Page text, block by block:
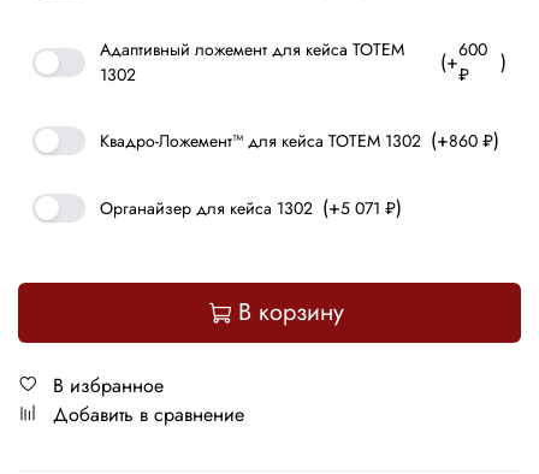
Адаптивный ложемент для кейса ТОТЕМ
1302
(+600
₽
)
Квадро-Ложемент™ для кейса ТОТЕМ 1302 (+860 ₽)
Органайзер для кейса 1302 (+5 071 ₽)
В корзину
В избранное
Добавить в сравнение